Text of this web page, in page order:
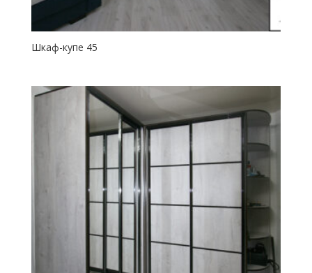
Шкаф-купе 45